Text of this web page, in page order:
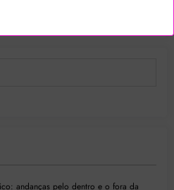
andanças pelo dentro e o fora da